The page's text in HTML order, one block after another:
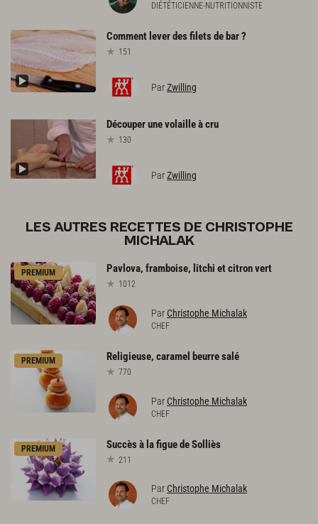
DIÉTÉTICIENNE-NUTRITIONNISTE
Comment leverdesfiletsde bar?
151
ParZwilling
Découperunevolailleàcru
130
ParZwilling
LES AUTRES RECETTES DE CHRISTOPHE
MICHALAK
PREMIUM Pavlova, framboise, litchi etcitronvert
1012
Par Christophe Michalak
CHEF
PREMIUM Religieuse, caramel beurresalé
770
Par Christophe Michalak
CHEF
PREMIUM Succèsà lafiguedeSolliès
211
Par Christophe Michalak
CHEF